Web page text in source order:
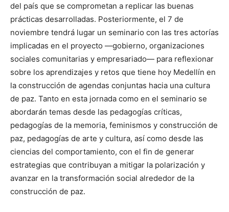
del país que se comprometan a replicar las buenas
prácticas desarrolladas. Posteriormente, el 7 de
noviembre tendrá lugar un seminario con las tres actorías
implicadas en el proyecto —gobierno, organizaciones
sociales comunitarias y empresariado— para reflexionar
sobre los aprendizajes y retos que tiene hoy Medellín en
la construcción de agendas conjuntas hacia una cultura
de paz. Tanto en esta jornada como en el seminario se
abordarán temas desde las pedagogías críticas,
pedagogías de la memoria, feminismos y construcción de
paz, pedagogías de arte y cultura, así como desde las
ciencias del comportamiento, con el fin de generar
estrategias que contribuyan a mitigar la polarización y
avanzar en la transformación social alrededor de la
construcción de paz.